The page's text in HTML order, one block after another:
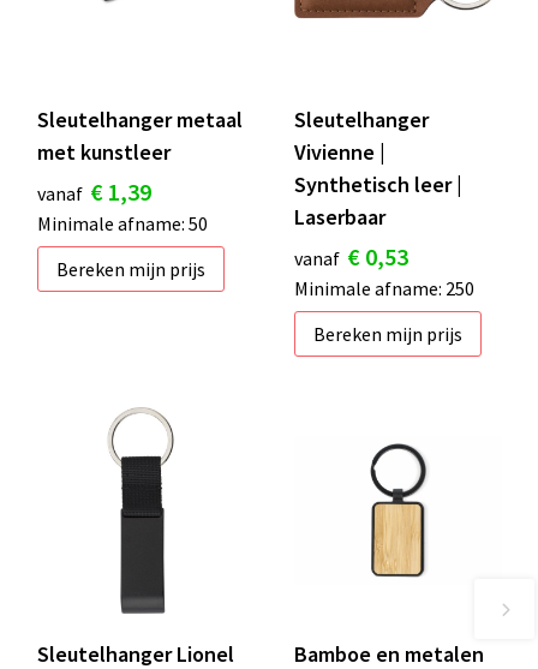
Sleutelhanger metaal
met kunstleer
vanaf € 1,39
Minimale afname: 50
Bereken mijn prijs
Sleutelhanger
Vivienne |
Synthetisch leer |
Laserbaar
vanaf € 0,53
Minimale afname: 250
Bereken mijn prijs
Sleutelhanger Lionel
Bamboe en metalen